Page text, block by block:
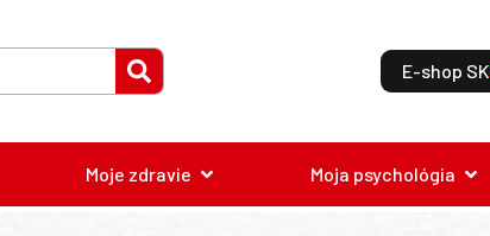
E-shop SK
Moje zdravie Moja psychológia